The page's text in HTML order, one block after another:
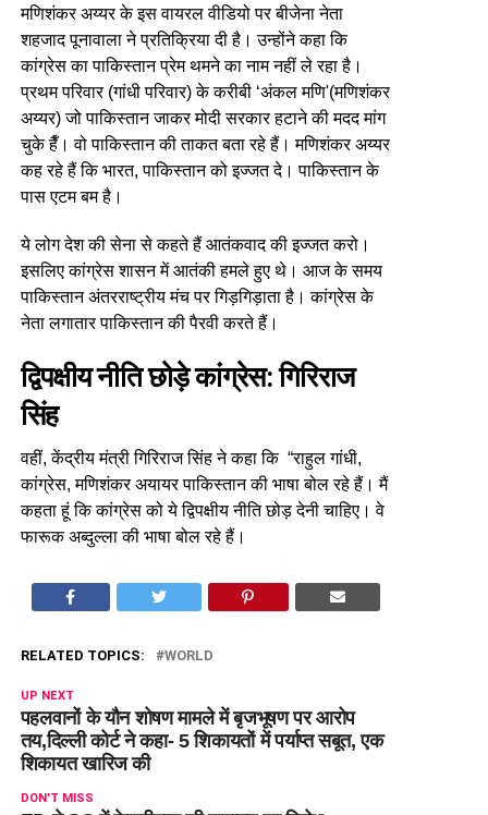
मणिशंकर अय्यर के इस वायरल वीडियो पर बीजेना नेता
शहजाद पूनावाला ने प्रतिक्रिया दी है। उन्होंने कहा कि
कांग्रेस का पाकिस्तान प्रेम थमने का नाम नहीं ले रहा है।
प्रथम परिवार (गांधी परिवार) के करीबी ‘अंकल मणि'(मणिशंकर
अय्यर) जो पाकिस्तान जाकर मोदी सरकार हटाने की मदद मांग
चुके हैँ। वो पाकिस्तान की ताकत बता रहे हैं। मणिशंकर अय्यर
कह रहे हैं कि भारत, पाकिस्तान को इज्जत दे। पाकिस्तान के
पास एटम बम है।
ये लोग देश की सेना से कहते हैं आतंकवाद की इज्जत करो।
इसलिए कांग्रेस शासन में आतंकी हमले हुए थे। आज के समय
पाकिस्तान अंतरराष्ट्रीय मंच पर गिड़गिड़ाता है। कांग्रेस के
नेता लगातार पाकिस्तान की पैरवी करते हैं।
द्विपक्षीय नीति छोड़े कांग्रेस: गिरिराज
सिंह
वहीं, केंद्रीय मंत्री गिरिराज सिंह ने कहा कि “राहुल गांधी,
कांग्रेस, मणिशंकर अयायर पाकिस्तान की भाषा बोल रहे हैं। मैं
कहता हूं कि कांग्रेस को ये द्विपक्षीय नीति छोड़ देनी चाहिए। वे
फारूक अब्दुल्ला की भाषा बोल रहे हैं।
RELATED TOPICS: WORLD
UP NEXT
पहलवानों के यौन शोषण मामले में बृजभूषण पर आरोप
तय,दिल्ली कोर्ट ने कहा- 5 शिकायतों में पर्याप्त सबूत, एक
शिकायत खारिज की
DON'T MISS